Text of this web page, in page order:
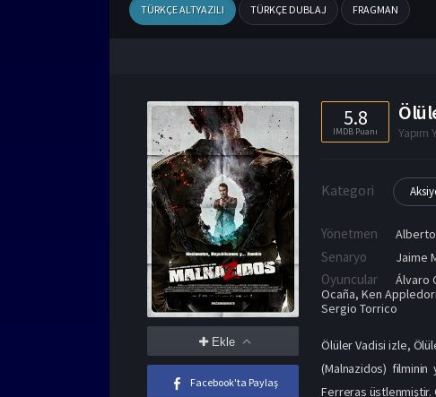
TÜRKÇE ALTYAZILI TÜRKÇE DUBLAJ FRAGMAN
Ekle
Facebook'ta Paylaş
5.8
IMDB Puanı Yapım
Kategori
Yönetmen
Senaryo Jaime
Oyuncular Álvaro
Ocaña,Ken
Sergio Torrico
Ölüler Vadisi izle,
(Malnazidos)
Ferreras üstlenmiştir.